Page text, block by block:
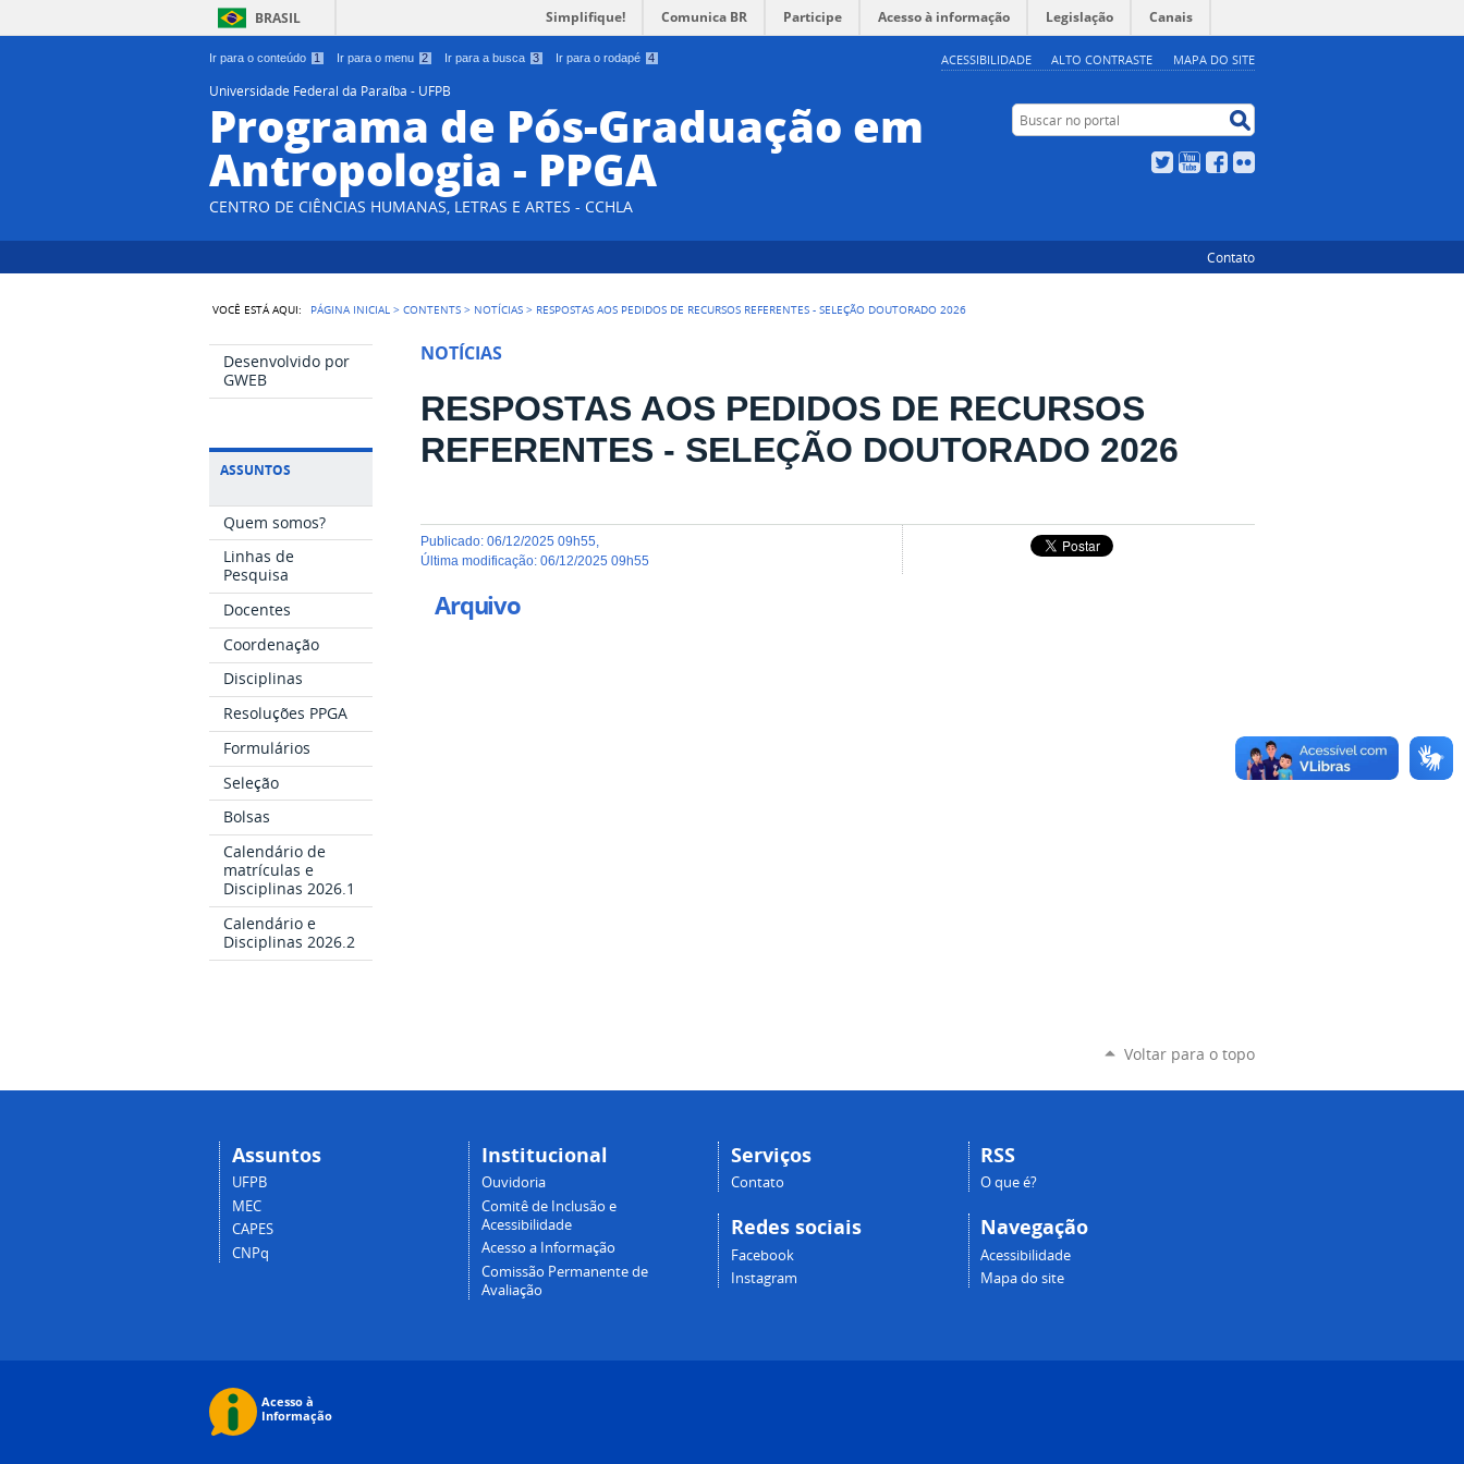
Ir para o conteúdo 1 Ir para o menu 2 Ir para a busca 3 Ir para o rodapé 4 ACESSIBILIDADE ALTO CONTRASTE MAPA DO SITE
BRASIL Simplifique! Comunica BR Participe Acesso à informação Legislação Canais
Universidade Federal da Paraíba - UFPB
Programa de Pós-Graduação em
Antropologia - PPGA
CENTRO DE CIÊNCIAS HUMANAS, LETRAS E ARTES - CCHLA
Buscar no portal
TwitterYouTubeFacebook
Contato
VOCÊ ESTÁ AQUI: PÁGINA INICIAL >CONTENTS > NOTÍCIAS > RESPOSTAS AOS PEDIDOS DE RECURSOS REFERENTES - SELEÇÃO DOUTORADO 2026
Desenvolvido por
GWEB
ASSUNTOS
Quem somos?
Linhas de
Pesquisa
Docentes
Coordenação
Disciplinas
Resoluções PPGA
Formulários
Seleção
Bolsas
Calendário de
matrículas e
Disciplinas 2026.1
Calendário e
Disciplinas 2026.2
NOTÍCIAS
RESPOSTAS AOS PEDIDOS DE RECURSOS
REFERENTES - SELEÇÃO DOUTORADO 2026
publicado:06/12/2025 09h55
última modificação:06/12/2025 09h55
Arquivo
Voltar para o topo
Assuntos
UFPB
MEC
CAPES
CNPq
Institucional
Ouvidoria
Comitê de Inclusão e
Acessibilidade
Acesso a Informação
Comissão Permanente de
Avaliação
Serviços
Contato
Redes sociais
Facebook
Instagram
RSS
O que é?
Navegação
Acessibilidade
Mapa do site